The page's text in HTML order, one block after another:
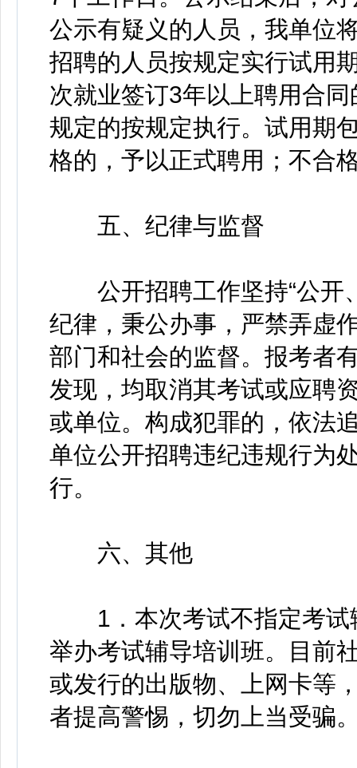
公示有疑义的人员，我单位
招聘的人员按规定实行试用
次就业签订3年以上聘用合
规定的按规定执行。试用期
格的，予以正式聘用；不合
五、纪律与监督
公开招聘工作坚持“公开
纪律，秉公办事，严禁弄虚
部门和社会的监督。报考者
发现，均取消其考试或应聘
或单位。构成犯罪的，依法
单位公开招聘违纪违规行为
行。
六、其他
1．本次考试不指定考试
举办考试辅导培训班。目前
或发行的出版物、上网卡等
者提高警惕，切勿上当受骗